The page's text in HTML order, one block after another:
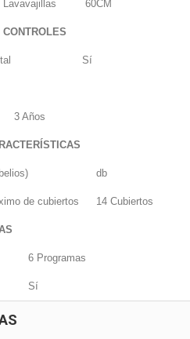
Lavavajillas 60CM
Sí
3 Años
db
de cubiertos 14 Cubiertos
6 Programas
Sí